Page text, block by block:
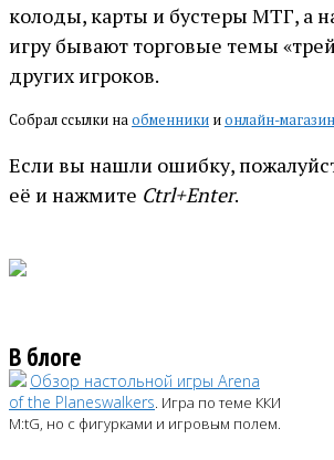
колоды, карты и бустеры МТГ, а
игру бывают торговые темы
других игроков.
Собрал ссылки наобменники ионлайн-
Если вы нашли ошибку,
её и нажмите Ctrl+Enter.
В блоге
Обзор настольной игры Arena
of the Planeswalkers. Игра по теме ККИ
M:tG, но с фигурками и игровым полем.